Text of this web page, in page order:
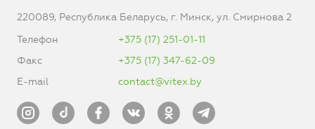
220089, Республика Беларусь, г. Минск, ул. Смирнова 2
Телефон
+375 (17) 251-01-11
Факс
+375 (17) 347-62-09
E-mail
contact@vitex.by